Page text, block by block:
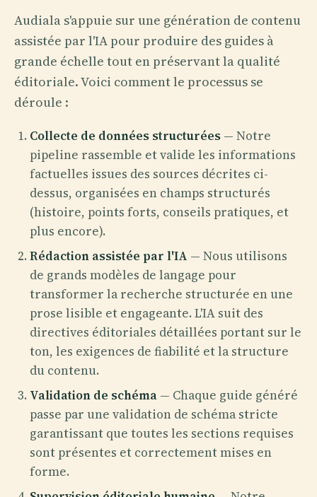
Audiala s'appuie sur une génération de contenu
assistée par l'IA pour produire des guides à
grande échelle tout en préservant la qualité
éditoriale. Voici comment le processus se
déroule :
Collecte de données structurées — Notre
pipeline rassemble et valide les informations
factuelles issues des sources décrites ci-
dessus, organisées en champs structurés
(histoire, points forts, conseils pratiques, et
plus encore).
Rédaction assistée par l'IA — Nous utilisons
de grands modèles de langage pour
transformer la recherche structurée en une
prose lisible et engageante. L'IA suit des
directives éditoriales détaillées portant sur le
ton, les exigences de fiabilité et la structure
du contenu.
Validation de schéma — Chaque guide généré
passe par une validation de schéma stricte
garantissant que toutes les sections requises
sont présentes et correctement mises en
forme.